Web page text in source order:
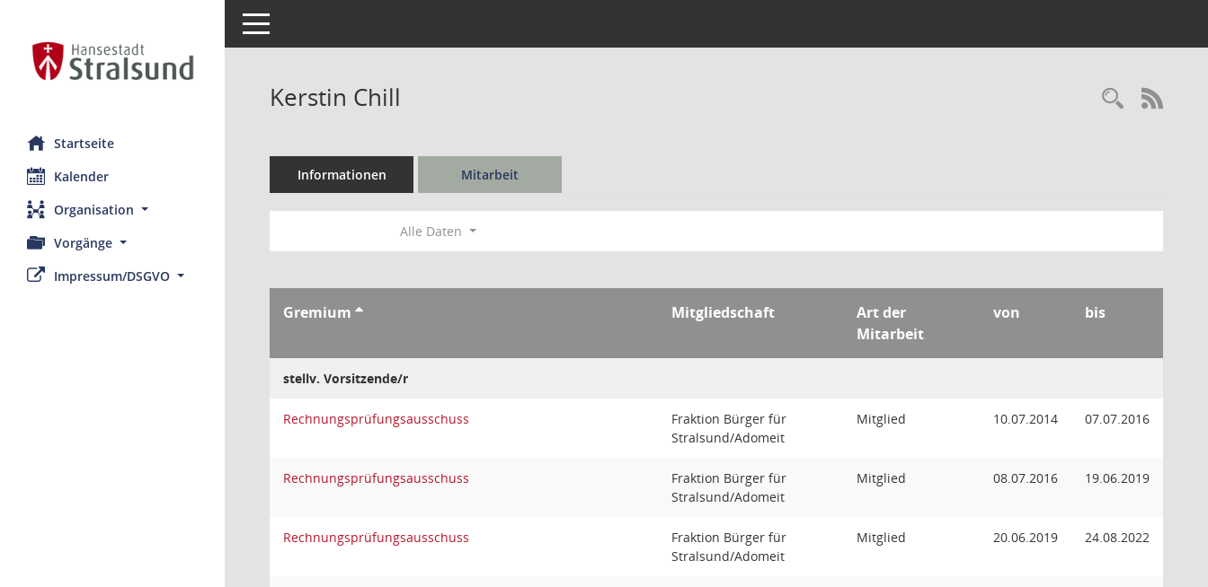
Startseite
Kalender
Organisation
Vorgänge
Impressum/DSGVO
Toggle navigation
Kerstin Chill
Informationen Mitarbeit
Alle Daten
Gremium Mitgliedschaft
Art der
Mitarbeit
von bis
stellv. Vorsitzende/r
Rechnungsprüfungsausschuss
Fraktion Bürger für
Stralsund/Adomeit
Mitglied 10.07.2014 07.07.2016
Rechnungsprüfungsausschuss
Fraktion Bürger für
Stralsund/Adomeit
Mitglied 08.07.2016 19.06.2019
Rechnungsprüfungsausschuss
Fraktion Bürger für
Stralsund/Adomeit
Mitglied 20.06.2019 24.08.2022